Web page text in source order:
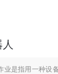
业是指用一种设